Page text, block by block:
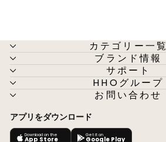
カテゴリー一覧
ブランド情報
サポート
HHOグループ
お問い合わせ
アプリをダウンロード
Download on the
App Store
Get it on
Google Play